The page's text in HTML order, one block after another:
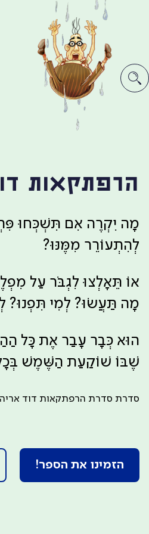
הרפתקאות
מָה יִקְרֶה אִם תִּשְׁכְּחוּ
לְהִתְעוֹרֵר מִמֶּנּוּ?
אוֹ תֵּאָלְצוּ לִגְבֹּר עַל
מָה תַּעֲשׂוּ? לְמִי תִּפְנוּ?
הוּא כְּבָר עָבַר אֶת כָּל
שֶׁבּוֹ שׁוֹקַעַת הַשֶּׁמֶשׁ
סדרת סדרת הרפתקאות דוד אריה
הזמינו את הספר!